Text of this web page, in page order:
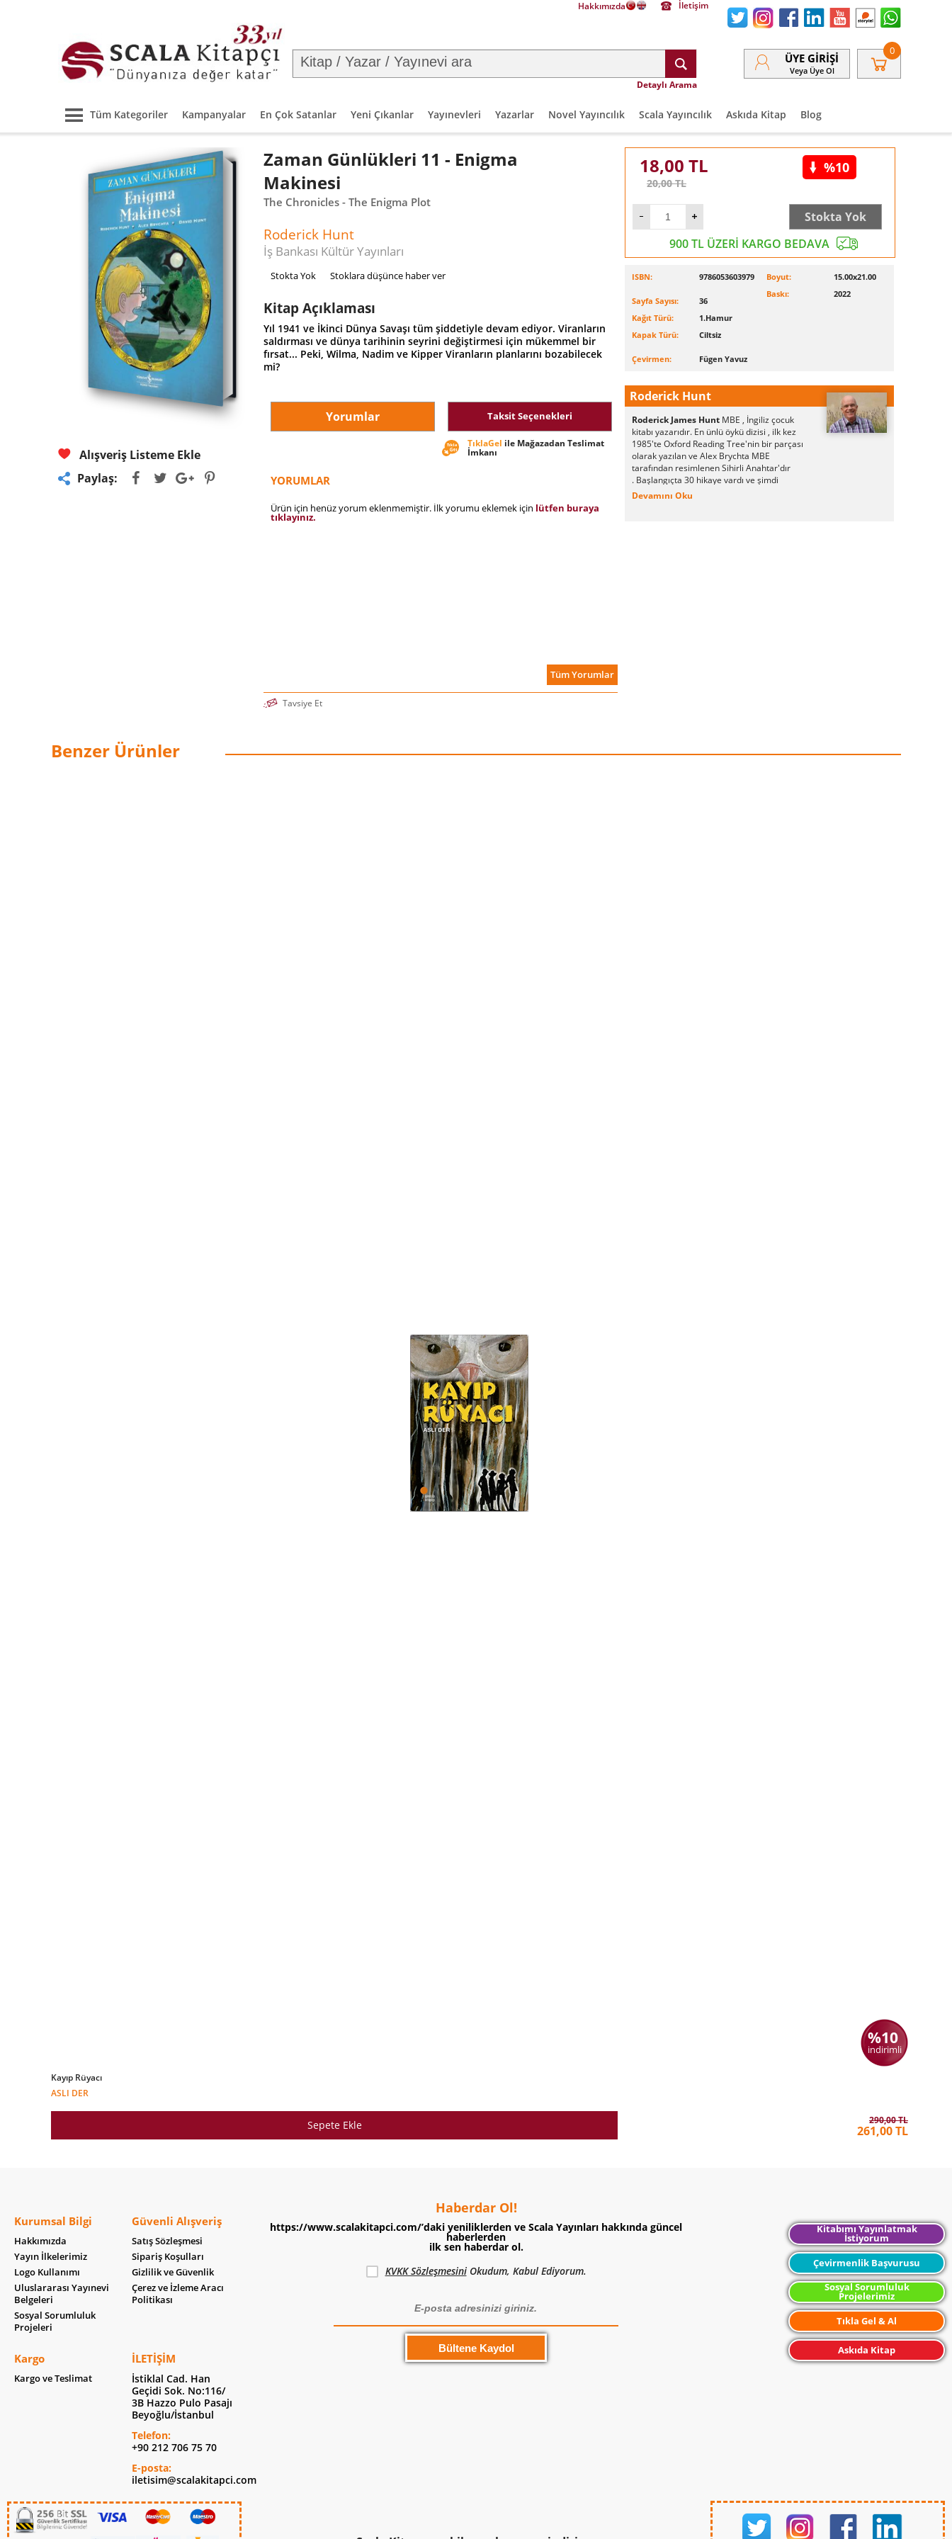
Hakkımızda İletişim
Detaylı Arama
ÜYE GIRIŞI
Veya Üye Ol
0
Tüm Kategoriler Kampanyalar En Çok Satanlar Yeni Çıkanlar Yayınevleri Yazarlar Novel Yayıncılık Scala Yayıncılık Askıda Kitap Blog
Alışveriş Listeme Ekle
Paylaş:
Zaman Günlükleri 11 - Enigma
Makinesi
The Chronicles - The Enigma Plot
Roderick Hunt
İş Bankası Kültür Yayınları
Stokta Yok Stoklara düşünce haber ver
Kitap Açıklaması
Yıl 1941 ve İkinci Dünya Savaşı tüm şiddetiyle devam ediyor. Viranların
saldırması ve dünya tarihinin seyrini değiştirmesi için mükemmel bir
fırsat... Peki, Wilma, Nadim ve Kipper Viranların planlarını bozabilecek
mi?
Yorumlar Taksit Seçenekleri
TıklaGel ile Mağazadan Teslimat
İmkanı
YORUMLAR
Ürün için henüz yorum eklenmemiştir. İlk yorumu eklemek için lütfen buraya
tıklayınız.
Tüm Yorumlar
Tavsiye Et
18,00 TL
20,00TL
%10
Stokta Yok
900 TL ÜZERİ KARGO BEDAVA
ISBN: 9786053603979
Sayfa Sayısı:
36
Kağıt Türü:
1.Hamur
Kapak Türü:
Ciltsiz
Çevirmen: Fügen Yavuz
Boyut:
15.00x21.00
Baskı:
2022
Roderick Hunt
Roderick James Hunt MBE , İngiliz çocuk
kitabı yazarıdır. En ünlü öykü dizisi , ilk kez
1985'te Oxford Reading Tree'nin bir parçası
olarak yazılan ve Alex Brychta MBE
tarafından resimlenen Sihirli Anahtar'dır
. Başlangıçta 30 hikaye vardı ve şimdi
400'den fazla hikaye var.
Devamını Oku
Benzer Ürünler
%10
indirimli
Kayıp Rüyacı
ASLI DER
Sepete Ekle 290,00 TL
261,00 TL
Kurumsal Bilgi
Hakkımızda
Yayın İlkelerimiz
Logo Kullanımı
Uluslararası Yayınevi
Belgeleri
Sosyal Sorumluluk
Projeleri
Güvenli Alışveriş
Satış Sözleşmesi
Sipariş Koşulları
Gizlilik ve Güvenlik
Çerez ve İzleme Aracı
Politikası
Kargo
Kargo ve Teslimat
İLETIŞIM
İstiklal Cad. Han
Geçidi Sok. No:116/
3B Hazzo Pulo Pasajı
Beyoğlu/İstanbul
Telefon:
+90 212 706 75 70
E-posta:
iletisim@scalakitapci.com
Haberdar Ol!
https://www.scalakitapci.com/’daki yeniliklerden ve Scala Yayınları hakkında güncel
haberlerden
ilk sen haberdar ol.
KVKK SözleşmesiniOkudum, Kabul Ediyorum.
Kitabımı Yayınlatmak
İstiyorum
Çevirmenlik Başvurusu
Sosyal Sorumluluk
Projelerimiz
Tıkla Gel & Al
Askıda Kitap